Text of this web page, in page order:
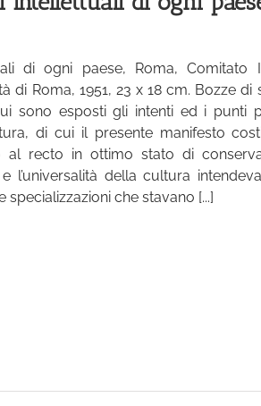
di ogni paese, Roma, Comitato
di Roma, 1951, 23 x 18 cm. Bozze
sono esposti gli intenti ed i punti
di cui il presente manifesto
al recto in ottimo stato di
l’universalità della cultura
che stavano [...]